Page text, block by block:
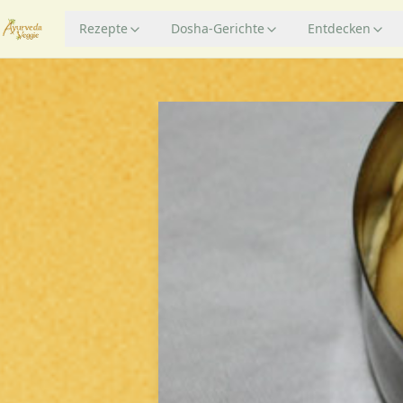
Rezepte Dosha-Gerichte Entdecken